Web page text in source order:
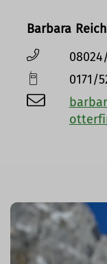
Barbara
0171/